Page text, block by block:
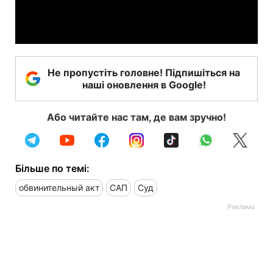
Не пропустіть головне! Підпишіться на
наші оновлення в Google!
Або читайте нас там, де вам зручно!
Більше по темі:
обвинительный акт САП Суд